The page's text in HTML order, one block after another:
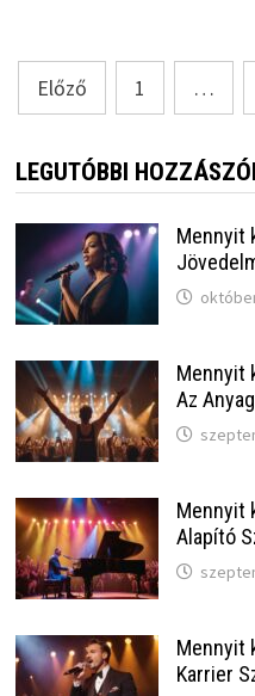
Bejegyzések
lapozása
Előző 1 …
LEGUTÓBBI
Mennyit
Mennyit
Az
Mennyit
Alapító
Mennyit
Karrier